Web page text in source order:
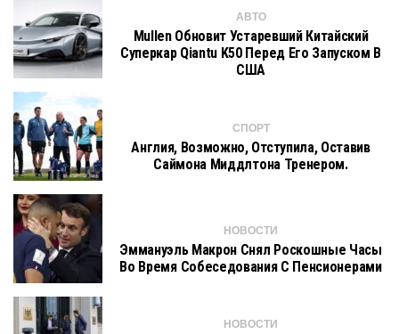
АВТО
Mullen Обновит Устаревший Китайский
Суперкар Qiantu K50 Перед Его Запуском В
США
СПОРТ
Англия, Возможно, Отступила, Оставив
Саймона Миддлтона Тренером.
НОВОСТИ
Эммануэль Макрон Снял Роскошные Часы
Во Время Собеседования С Пенсионерами
НОВОСТИ